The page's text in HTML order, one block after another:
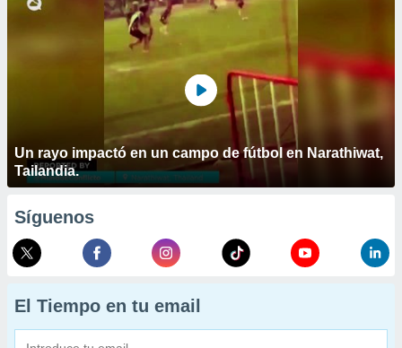
Un rayo impactó en un campo de fútbol en Narathiwat,
Tailandia.
Síguenos
El Tiempo en tu email